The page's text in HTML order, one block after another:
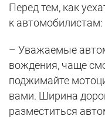
Перед тем, как
к автомобилистам:
– Уважаемые
вождения, чаще
поджимайте
вами. Ширина
разместиться